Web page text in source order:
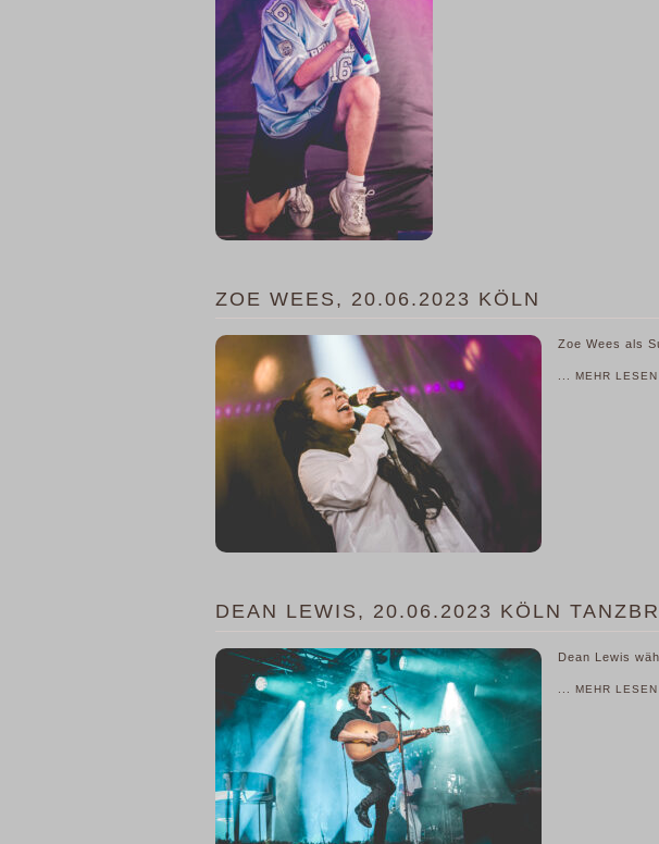
ZOE WEES, 20.06.2023 KÖLN
Zoe Wees als
... MEHR LESEN
DEAN LEWIS, 20.06.2023 KÖLN
Dean Lewis
... MEHR LESEN